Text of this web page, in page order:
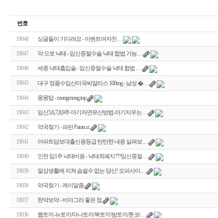
번호
19048 싱글들이 기다려요 - 이­벤­트­여­자­친­…
19047 약 으로 낙태 - 임신중절수술 낙태 합법 가능…
19046 세종 낙태흡입술 - 임신중절수술 낙태 합법 …
19045 대구 정품수입산미국씨­알리스 100mg - 남성 �…
19044 몽몽탑 - mongmong.top
19043 임신5,6,7,8,9주 아기자연유산방법-아기지우는…
19042 약국찾기 - 파란 Paran.cc
19041 아파트담보대출신용등급 탄탄한 내용 살펴보…
19040 인천 임1주 낙태비용 - 낙태죄폐지???임신중절…
19039 일상생활에 지쳐 숨쉴수 없는 당신! 오피사이…
19038 약국찾기 - 케이알좀
19037 한약보약 - 비아그라 좋은 점
19036 웹토끼-뉴토끼/마나토끼/북토끼/밤토끼/툰코/…